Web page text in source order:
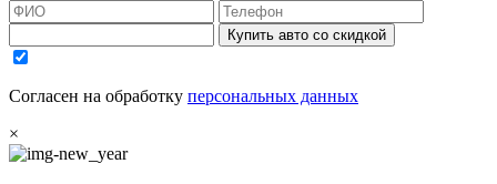
Купить авто со скидкой
Согласен на обработку персональных данных
×